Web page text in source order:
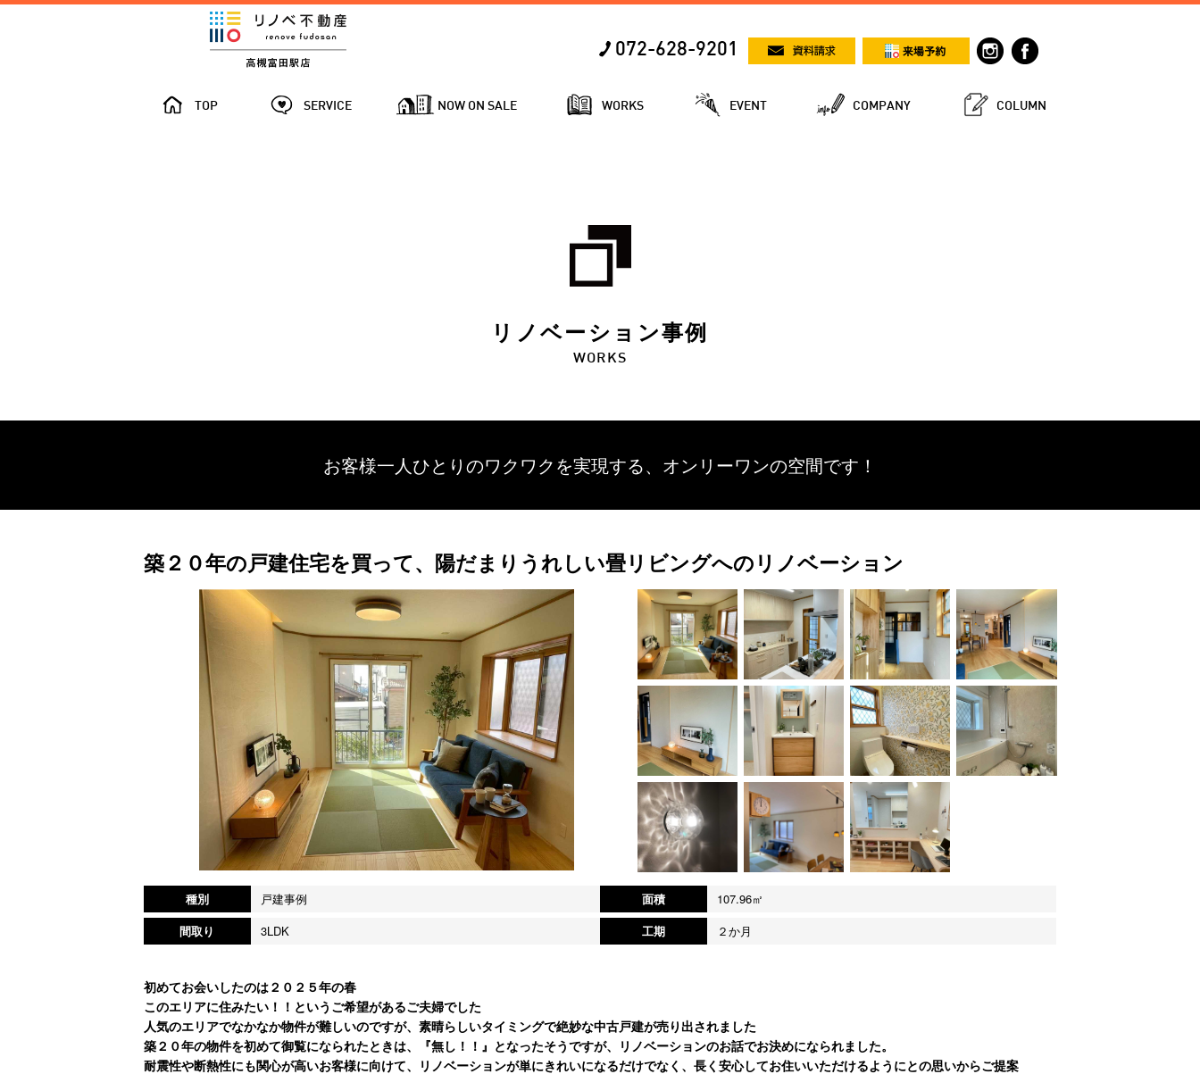
072-628-9201
TOP SERVICE NOW ON SALE WORKS EVENT COMPANY COLUMN
リノベーション事例
WORKS
お客様一人ひとりのワクワクを実現する、 オンリーワンの空間です！
築２０年の戸建住宅を買って、陽だまりうれしい畳リビングへのリノベーション
種別 戸建事例 面積
107.96㎡
間取り
3LDK 工期 ２か月
初めてお会いしたのは２０２５年の春
このエリアに住みたい！！というご希望があるご夫婦でした
人気のエリアでなかなか物件が難しいのですが、素晴らしいタイミングで絶妙な中古戸建が売り出されました
築２０年の物件を初めて御覧になられたときは、『無し！！』となったそうですが、リノベーションのお話でお決めになられました。
耐震性や断熱性にも関心が高いお客様に向けて、リノベーションが単にきれいになるだけでなく、長く安心してお住いいただけるようにとの思いからご提案